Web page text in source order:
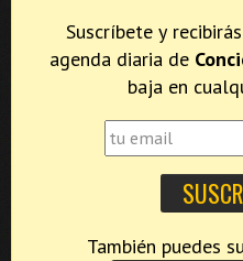
Suscríbete y
agenda diaria de
baja en